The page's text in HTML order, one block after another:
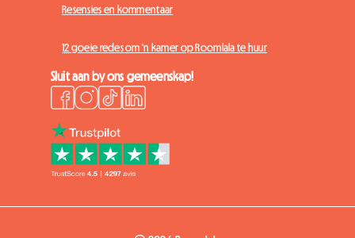
Resensies en kommentaar
12 goeie redes om 'n kamer op Roomlala te huur
Sluit aan by ons gemeenskap!